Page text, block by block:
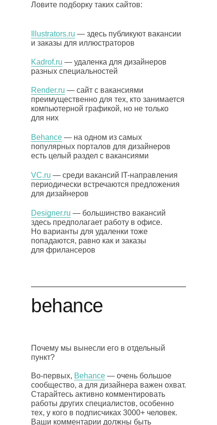
Ловите подборку таких сайтов:
Illust rat ors.ru — здесь публикуют вакансии
и заказы для иллюстраторов
Kadrof.ru — удаленка для дизайнеров
разных специальностей
Ren der.ru — сайт с вакансиями
преимущественно для тех, кто занимается
компьютерной графикой, но не только
для них
Beh ance — на одном из самых
популярных порталов для дизайнеров
есть целый раздел с вакансиями
VC.ru — среди вакансий IT-направления
периодически встречаются предложения
для дизайнеров
Designer.ru — большинство вакансий
здесь предполагает работу в офисе.
Но варианты для удаленки тоже
попадаются, равно как и заказы
для фрилансеров
behance
Почему мы вынесли его в отдельный
пункт?
Во-первых, Behance — очень большое
сообщество, а для дизайнера важен охват.
Старайтесь активно комментировать
работы других специалистов, особенно
тех, у кого в подписчиках 3000+ человек.
Ваши комментарии должны быть